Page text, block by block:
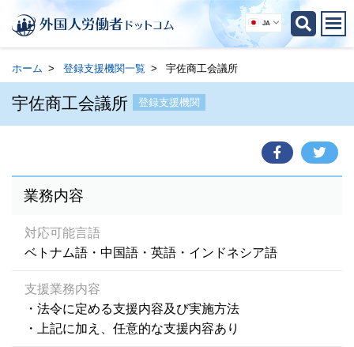
JA
ホーム 登録支援機関一覧 宇佐商工会議所
宇佐商工会議所 登録支援機関
業務内容
対応可能言語
ベトナム語・中国語・英語・インドネシア語
支援業務内容
・法令に定める支援内容及び実施方法
・上記に加え、任意的な支援内容あり